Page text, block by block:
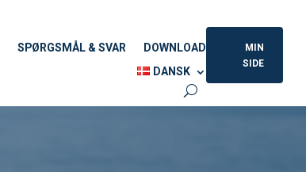
SPØRGSMÅL & SVAR
DOWNLOAD
DANSK
MIN
SIDE